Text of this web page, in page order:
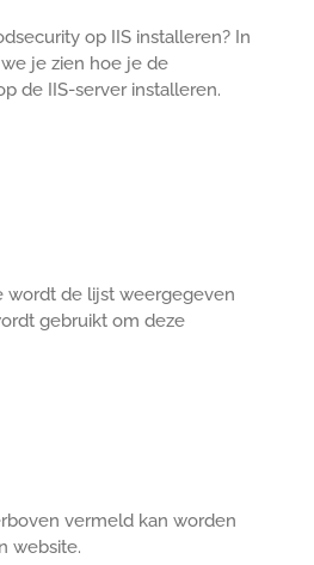
op IIS installeren? In
je zien hoe je de
de IIS-server installeren.
wordt de lijst weergegeven
gebruikt om deze
vermeld kan worden
website.